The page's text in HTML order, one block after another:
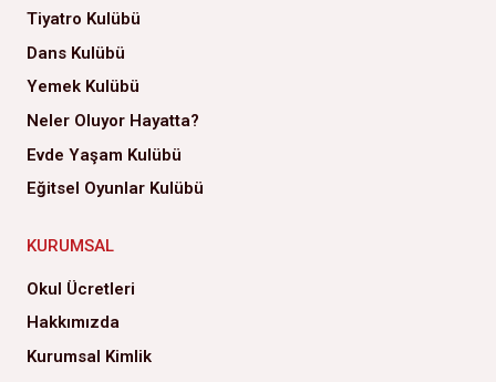
Tiyatro Kulübü
Dans Kulübü
Yemek Kulübü
Neler Oluyor Hayatta?
Evde Yaşam Kulübü
Eğitsel Oyunlar Kulübü
KURUMSAL
Okul Ücretleri
Hakkımızda
Kurumsal Kimlik